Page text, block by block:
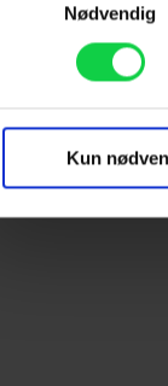
Indsamle
Dine valg
Vi ønsker dit
marketingformål.
enhed for at vise
produktudvikling
Nødvendig
Kun